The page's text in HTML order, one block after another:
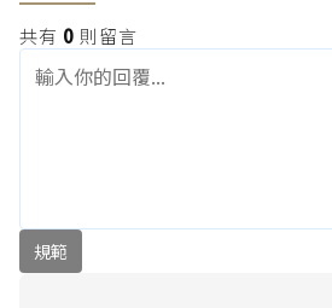
共有 0 則留言
規範